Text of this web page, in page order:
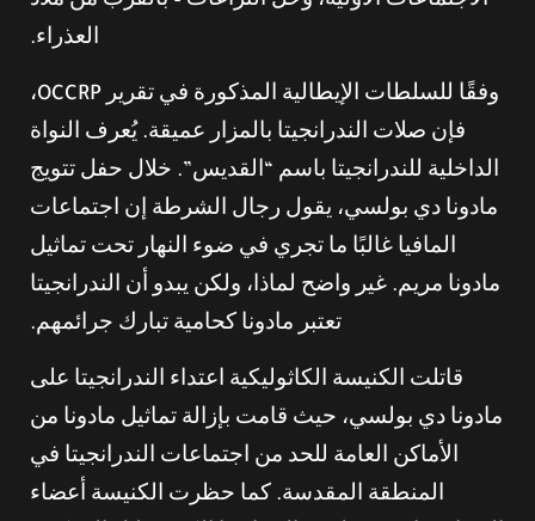
العذراء.
وفقًا للسلطات الإيطالية المذكورة في تقرير OCCRP،
فإن صلات الندرانجيتا بالمزار عميقة. يُعرف النواة
الداخلية للندرانجيتا باسم “القديس”. خلال حفل تتويج
مادونا دي بولسي، يقول رجال الشرطة إن اجتماعات
المافيا غالبًا ما تجري في ضوء النهار تحت تماثيل
مادونا مريم. غير واضح لماذا، ولكن يبدو أن الندرانجيتا
تعتبر مادونا كحامية تبارك جرائمهم.
قاتلت الكنيسة الكاثوليكية اعتداء الندرانجيتا على
مادونا دي بولسي، حيث قامت بإزالة تماثيل مادونا من
الأماكن العامة للحد من اجتماعات الندرانجيتا في
المنطقة المقدسة. كما حظرت الكنيسة أعضاء